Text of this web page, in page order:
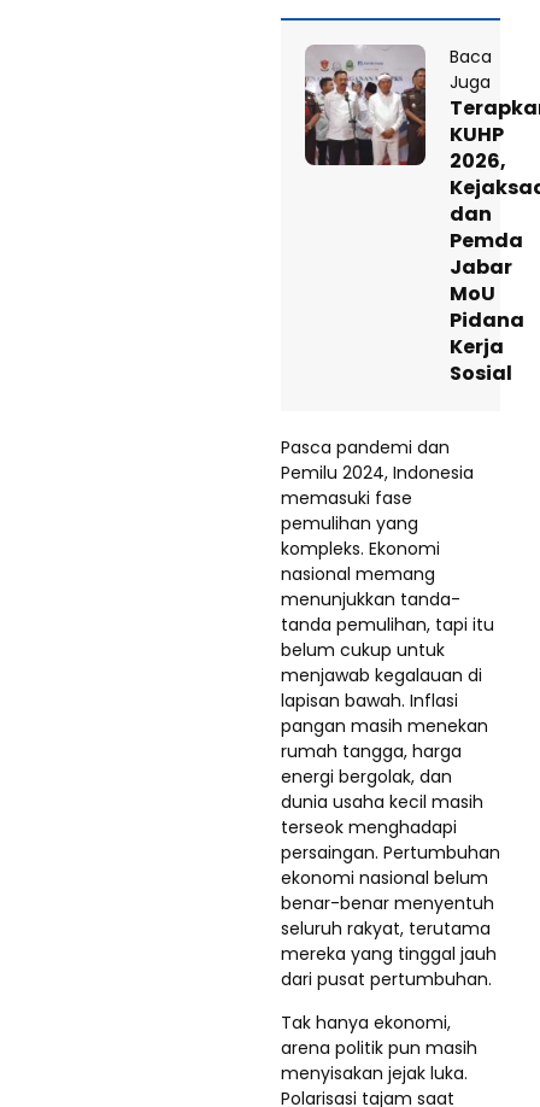
Baca
Juga
KUHP
2026,
dan
Pemda
Jabar
MoU
Pidana
Kerja
Sosial
Pasca pandemi dan
Pemilu 2024, Indonesia
memasuki fase
pemulihan yang
kompleks. Ekonomi
nasional memang
menunjukkan tanda-
tanda pemulihan, tapi itu
belum cukup untuk
menjawab kegalauan di
lapisan bawah. Inflasi
pangan masih menekan
rumah tangga, harga
energi bergolak, dan
dunia usaha kecil masih
terseok menghadapi
persaingan. Pertumbuhan
ekonomi nasional belum
benar-benar menyentuh
seluruh rakyat, terutama
mereka yang tinggal jauh
dari pusat pertumbuhan.
Tak hanya ekonomi,
arena politik pun masih
menyisakan jejak luka.
Polarisasi tajam saat